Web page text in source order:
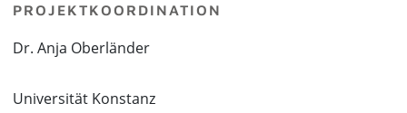
PROJEKTKOORDINATION
Dr. Anja Oberländer
Universität Konstanz